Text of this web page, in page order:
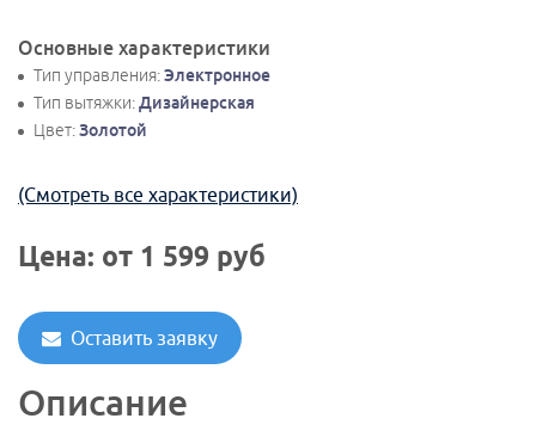
Основные характеристики
Тип управления:Электронное
Тип вытяжки:Дизайнерская
Цвет:Золотой
(Смотреть все характеристики)
Цена: от 1 599 руб
Оставить заявку
Описание